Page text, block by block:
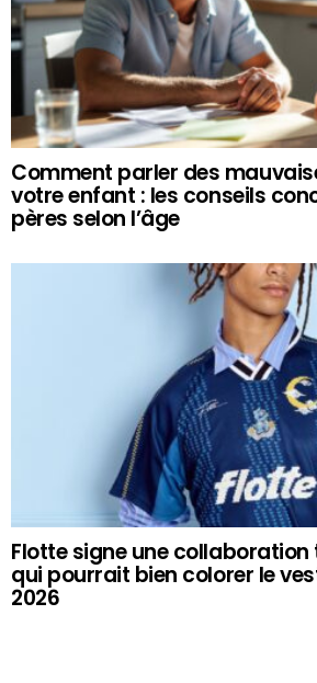
Comment parler des
votre enfant : les conseils
pères selon l’âge
Flotte signe une
qui pourrait bien colorer le
2026